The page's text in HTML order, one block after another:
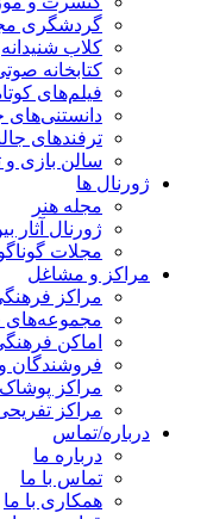
گردشگری
کلاب شنیدانه
کتابخانه
فیلم‌های
دانستنی‌های
ترفندهای
سالن بازی و
ژورنال ها
مجله هنر
ژورنال آثار
مجلات
مراکز و مشاغل
مراکز
مجموعه‌های
اماکن
فروشندگان و
مراکز
مراکز
درباره/تماس
درباره ما
تماس با ما
همکاری با ما